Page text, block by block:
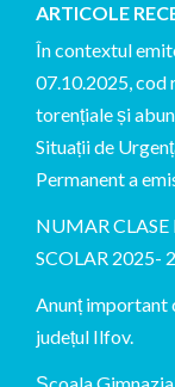
ARTICOLE
În contextul
07.10.2025, cod
torențiale și
Situații de
Permanent a
NUMAR
SCOLAR 2025-
Anunț important
județul Ilfov.